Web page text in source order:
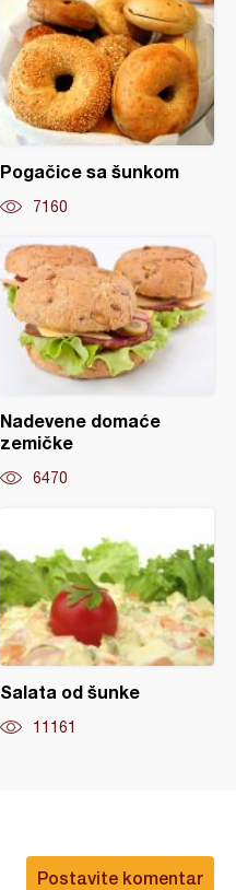
Pogačice sa šunkom
7160
Nadevene domaće
zemičke
6470
Salata od šunke
11161
Postavite komentar